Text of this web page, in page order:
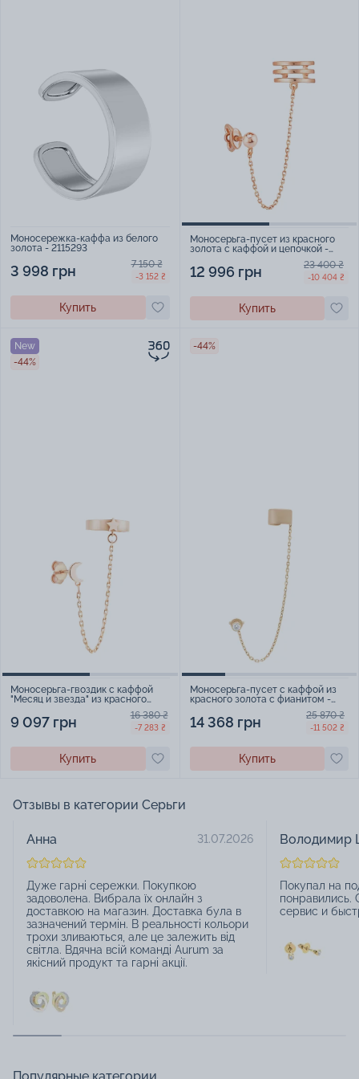
Моносережка-каффа из белого
золота - 2115293
3 998 грн 7 150 ₴
-3 152 ₴
Купить
Моносерьга-пусет из красного
золота с каффой и цепочкой -
12 996 грн 23 400 ₴
-10 404 ₴
Купить
New
-44%
Моносерьга-гвоздик с каффой
"Месяц и звезда" из красного
9 097 грн 16 380 ₴
-7 283 ₴
Купить
-44%
Моносерьга-пусет с каффой из
красного золота с фианитом -
14 368 грн 25 870 ₴
-11 502 ₴
Купить
Отзывы в категории Серьги
Анна 31.07.2026
Дуже гарні сережки. Покупкою
задоволена. Вибрала їх онлайн з
доставкою на магазин. Доставка була в
зазначений термін. В реальності кольори
трохи зливаються, але це залежить від
світла. Вдячна всій команді Aurum за
якісний продукт та гарні акції.
Володимир
Покупал на
понравились.
сервис и